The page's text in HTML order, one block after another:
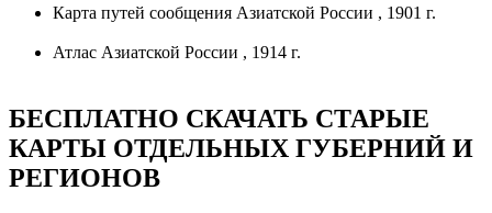
Карта путей сообщения Азиатской России , 1901 г.
Атлас Азиатской России , 1914 г.
БЕСПЛАТНО СКАЧАТЬ СТАРЫЕ
КАРТЫ ОТДЕЛЬНЫХ ГУБЕРНИЙ И
РЕГИОНОВ